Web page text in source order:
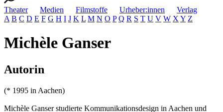
Theater Medien Filmstoffe Urheber:innen
Verlag
A B C D E F G H I J K L M N O P Q R S T U V W X Y Z
Michèle Ganser
Autorin
(* 1995 in Aachen)
Michèle Ganser studierte Kommunikationsdesign in Aachen und